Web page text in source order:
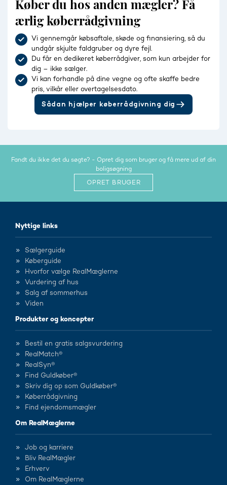
Køber du hos anden mægler? Få
ærlig køberrådgivning
Vi gennemgår købsaftale, skøde og finansiering, så du
undgår skjulte faldgruber og dyre fejl.
Du får en dedikeret køberrådgiver, som kun arbejder for
dig – ikke sælger.
Vi kan forhandle på dine vegne og ofte skaffe bedre
pris, vilkår eller overtagelsesdato.
Sådan hjælper køberrådgivning dig
Fandt du ikke det du søgte? - Opret dig som bruger og få mere ud af din
boligsøgning
OPRET BRUGER
Nyttige links
Sælgerguide
Køberguide
Hvorfor vælge RealMæglerne
Vurdering af hus
Salg af sommerhus
Viden
Produkter og koncepter
Bestil en gratis salgsvurdering
RealMatch®
RealSyn®
Find Guldkøber®
Skriv dig op som Guldkøber®
Køberrådgivning
Find ejendomsmægler
Om RealMæglerne
Job og karriere
Bliv RealMægler
Erhverv
Om RealMæglerne